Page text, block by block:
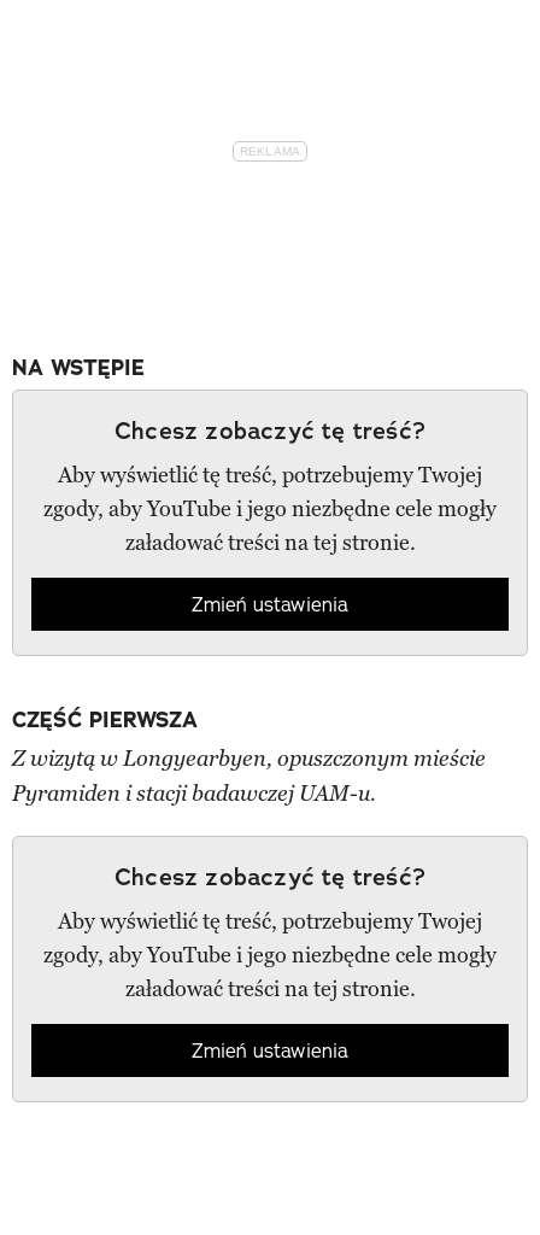
NA WSTĘPIE
Chcesz zobaczyć tę treść?
Aby wyświetlić tę treść, potrzebujemy Twojej
zgody, aby YouTube i jego niezbędne cele mogły
załadować treści na tej stronie.
Zmień ustawienia
CZĘŚĆ PIERWSZA
Z wizytą w Longyearbyen, opuszczonym mieście
Pyramiden i stacji badawczej UAM-u.
Chcesz zobaczyć tę treść?
Aby wyświetlić tę treść, potrzebujemy Twojej
zgody, aby YouTube i jego niezbędne cele mogły
załadować treści na tej stronie.
Zmień ustawienia